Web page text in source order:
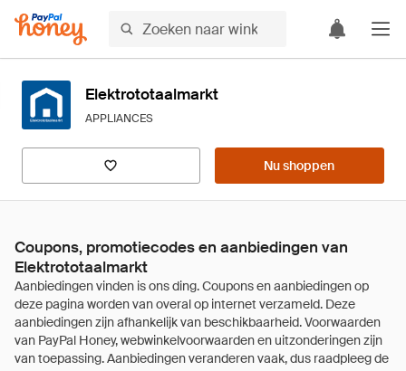
Elektrototaalmarkt
APPLIANCES
Nu shoppen
Coupons, promotiecodes en aanbiedingen van
Elektrototaalmarkt